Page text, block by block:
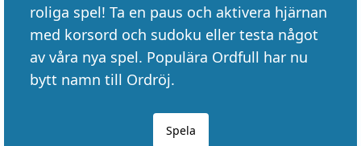
roliga spel! Ta en paus och aktivera hjärnan
med korsord och sudoku eller testa något
av våra nya spel. Populära Ordfull har nu
bytt namn till Ordröj.
Spela